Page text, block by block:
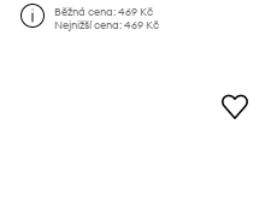
Běžná cena:469 Kč
Nejnižší cena:469 Kč